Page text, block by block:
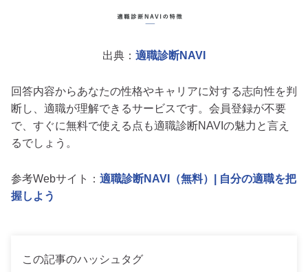
出典： 適職診断NAVI
回答内容からあなたの性格やキャリアに対する志向性を判
断し、適職が理解できるサービスです。会員登録が不要
で、すぐに無料で使える点も適職診断NAVIの魅力と言え
るでしょう。
参考Webサイト： 適職診断NAVI（無料）| 自分の適職を把
握しよう
この記事のハッシュタグ